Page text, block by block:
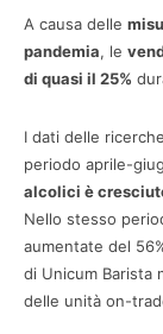
A causa delle
pandemia, le
di quasi il 25%
I dati delle
periodo aprile-
alcolici è
Nello stesso
aumentate del
di Unicum Barista
delle unità on-